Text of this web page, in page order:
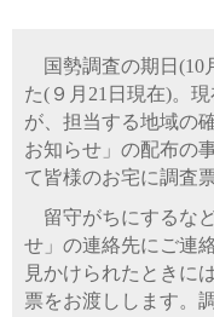
国勢調査の期日(10
た(９月21日現在)。
が、担当する地域の
お知らせ」の配布の
て皆様のお宅に調査
留守がちにするな
せ」の連絡先にご連
見かけられたときに
票をお渡しします。